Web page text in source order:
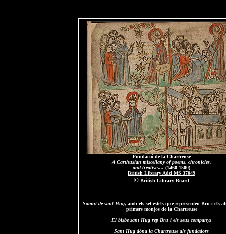
Fundació de la Chartreuse
A Carthusian miscellany of poems, chronicles,
and treatises... (1460-1500)
British Library Add MS 37049
© British Library Board
-
Somni de sant Hug, amb els set estels que representen Bru i els
primers monjos de la Chartreuse
El bisbe sant Hug rep Bru i els seus companys
Sant Hug dóna la Chartreuse als fundadors